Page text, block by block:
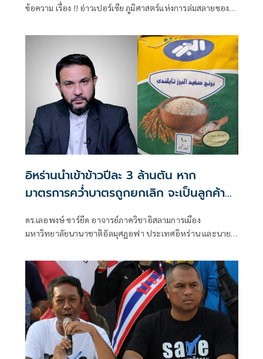
ข้อความ เรื่อง !! อ่าวเปอร์เซีย ภูมิศาสตร์แห่งการล่มสลายของ
อิหร่านนำเข้าข้าวปีละ 3 ล้านตัน หาก
มาตรการคว่ำบาตรถูกยกเลิก จะเป็นลูกค้า
ดร.เลอพงษ์ ซาร์ยีด อาจารย์ภาควิชาอิสลามการเมือง
มหาวิทยาลัยนานาชาติอัลมุศฏอฟา ประเทศอิหร่าน และนายก